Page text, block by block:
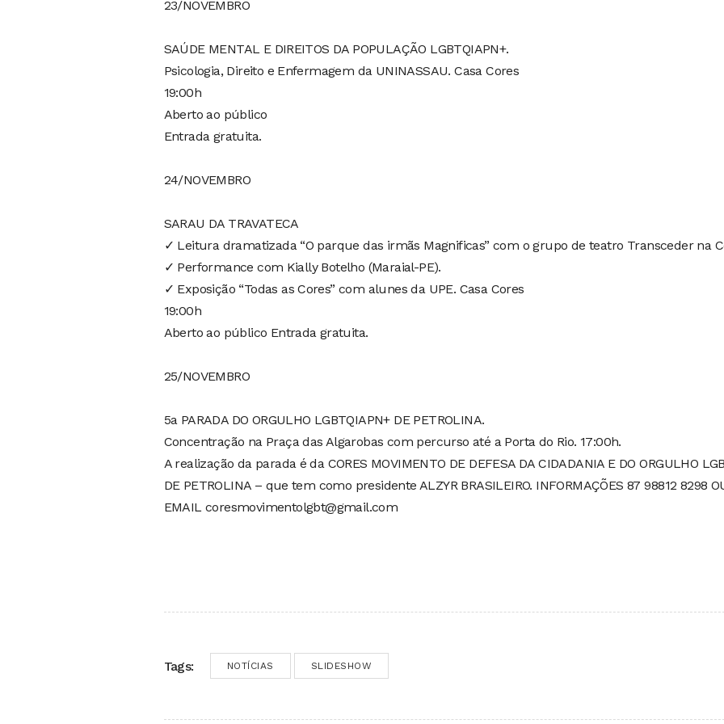
23/NOVEMBRO
SAÚDE MENTAL E DIREITOS DA POPULAÇÃO LGBTQIAPN+.
Psicologia, Direito e Enfermagem da UNINASSAU. Casa Cores
19:00h
Aberto ao público
Entrada gratuita.
24/NOVEMBRO
SARAU DA TRAVATECA
✓ Leitura dramatizada “O parque das irmãs Magnificas” com o grupo de teatro Transceder na
✓ Performance com Kially Botelho (Maraial-PE).
✓ Exposição “Todas as Cores” com alunes da UPE. Casa Cores
19:00h
Aberto ao público Entrada gratuita.
25/NOVEMBRO
5a PARADA DO ORGULHO LGBTQIAPN+ DE PETROLINA.
Concentração na Praça das Algarobas com percurso até a Porta do Rio. 17:00h.
A realização da parada é da CORES MOVIMENTO DE DEFESA DA CIDADANIA E DO ORGULHO
DE PETROLINA – que tem como presidente ALZYR BRASILEIRO. INFORMAÇÕES 87 98812 8298
EMAIL coresmovimentolgbt@gmail.com
Tags: NOTÍCIAS SLIDESHOW